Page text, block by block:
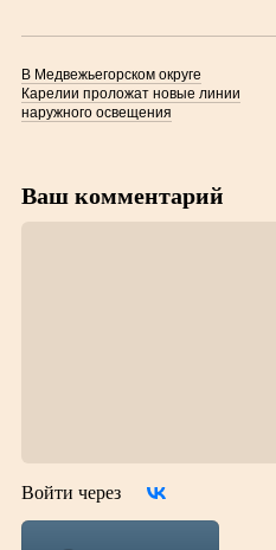
В Медвежьегорском округе
Карелии проложат новые линии
наружного освещения
Ваш комментарий
Войти через